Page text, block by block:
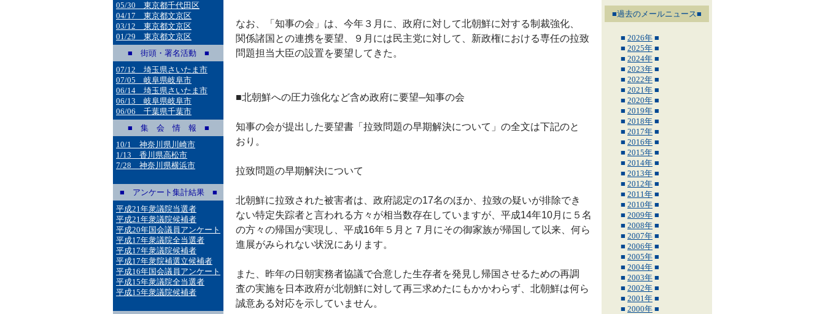
05/30 東京都千代田区
04/17 東京都文京区
03/12 東京都文京区
01/29 東京都文京区
■ 街頭・署名活動 ■
07/12 埼玉県さいたま市
07/05 岐阜県岐阜市
06/14 埼玉県さいたま市
06/13 岐阜県岐阜市
06/06 千葉県千葉市
■ 集 会 情 報 ■
10/1 神奈川県川崎市
1/13 香川県高松市
7/28 神奈川県横浜市
■ アンケート集計結果 ■
平成21年衆議院当選者
平成21年衆議院候補者
平成20年国会議員アンケート
平成17年衆議院全当選者
平成17年衆議院候補者
平成17年衆院補選立候補者
平成16年国会議員アンケート
平成15年衆議院全当選者
平成15年衆議院候補者
なお、「知事の会」は、今年３月に、政府に対して北朝鮮に対する制裁強化、
関係諸国との連携を要望、９月には民主党に対して、新政権における専任の拉致
問題担当大臣の設置を要望してきた。
■北朝鮮への圧力強化など含め政府に要望─知事の会
知事の会が提出した要望書「拉致問題の早期解決について」の全文は下記のと
おり。
拉致問題の早期解決について
北朝鮮に拉致された被害者は、政府認定の17名のほか、拉致の疑いが排除でき
ない特定失踪者と言われる方々が相当数存在していますが、平成14年10月に５名
の方々の帰国が実現し、平成16年５月と７月にその御家族が帰国して以来、何ら
進展がみられない状況にあります。
また、昨年の日朝実務者協議で合意した生存者を発見し帰国させるための再調
査の実施を日本政府が北朝鮮に対して再三求めたにもかかわらず、北朝鮮は何ら
誠意ある対応を示していません。
■過去のメールニュース■
■ 2026年 ■
■ 2025年 ■
■ 2024年 ■
■ 2023年 ■
■ 2022年 ■
■ 2021年 ■
■ 2020年 ■
■ 2019年 ■
■ 2018年 ■
■ 2017年 ■
■ 2016年 ■
■ 2015年 ■
■ 2014年 ■
■ 2013年 ■
■ 2012年 ■
■ 2011年 ■
■ 2010年 ■
■ 2009年 ■
■ 2008年 ■
■ 2007年 ■
■ 2006年 ■
■ 2005年 ■
■ 2004年 ■
■ 2003年 ■
■ 2002年 ■
■ 2001年 ■
■ 2000年 ■